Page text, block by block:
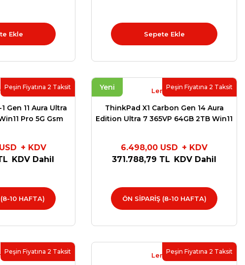
Ekle Sepete Ekle
Peşin Fiyatına 2 Taksit
Gen 11 Aura Ultra
Pro 5G Gsm
+ KDV
KDV Dahil
10 HAFTA)
Yeni Peşin Fiyatına 2 Taksit
Lenovo
ThinkPad X1 Carbon Gen 14 Aura
Edition Ultra 7 365VP 64GB 2TB Win11
6.498,00 USD + KDV
371.788,79 TL KDV Dahil
ÖN SİPARİŞ (8-10 HAFTA)
Peşin Fiyatına 2 Taksit Peşin Fiyatına 2 Taksit
Lenovo